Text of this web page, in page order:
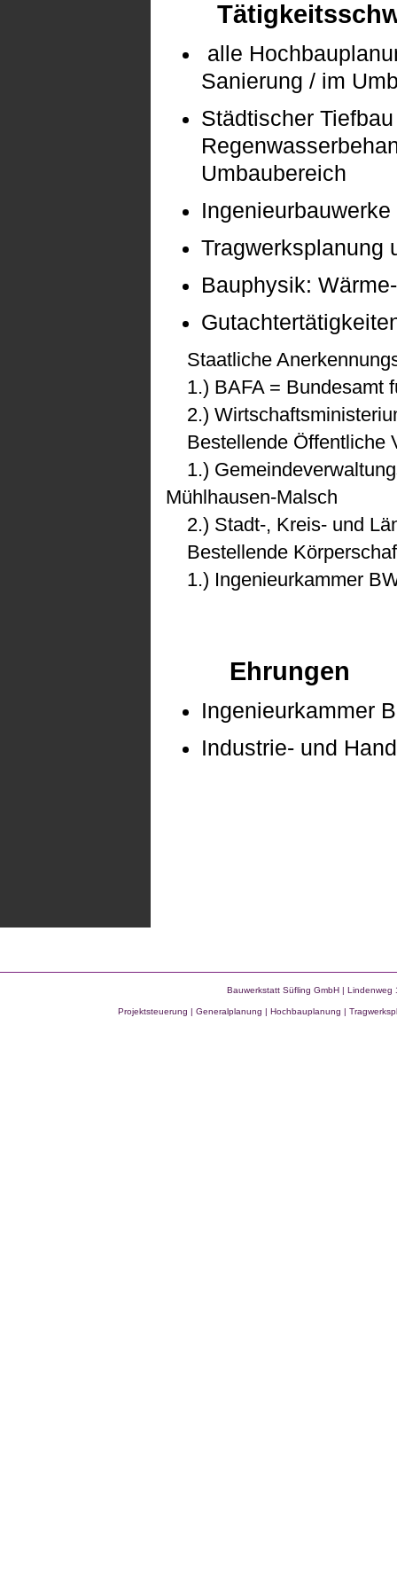
alle
Sanierung / im
Städtischer
Umbaubereich
Tragwerksplanung
Bauphysik:
Staatliche
1.) BAFA = Bundesamt
2.)
Bestellende Öffentliche
1.)
Mühlhausen-Malsch
2.) Stadt-, Kreis- und
Bestellende
1.) Ingenieurkammer
Ehrungen
Ingenieurkammer
Industrie- und
Bauwerkstatt Süfling GmbH | Lindenweg
Projektsteuerung | Generalplanung|Hochbauplanung |